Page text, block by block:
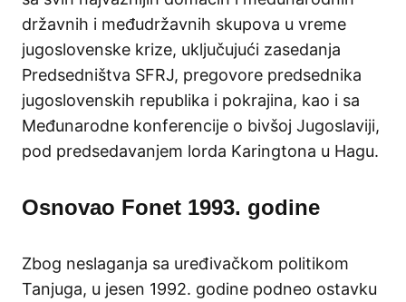
državnih i međudržavnih skupova u vreme
jugoslovenske krize, uključujući zasedanja
Predsedništva SFRJ, pregovore predsednika
jugoslovenskih republika i pokrajina, kao i sa
Međunarodne konferencije o bivšoj Jugoslaviji,
pod predsedavanjem lorda Karingtona u Hagu.
Osnovao Fonet 1993. godine
Zbog neslaganja sa uređivačkom politikom
Tanjuga, u jesen 1992. godine podneo ostavku